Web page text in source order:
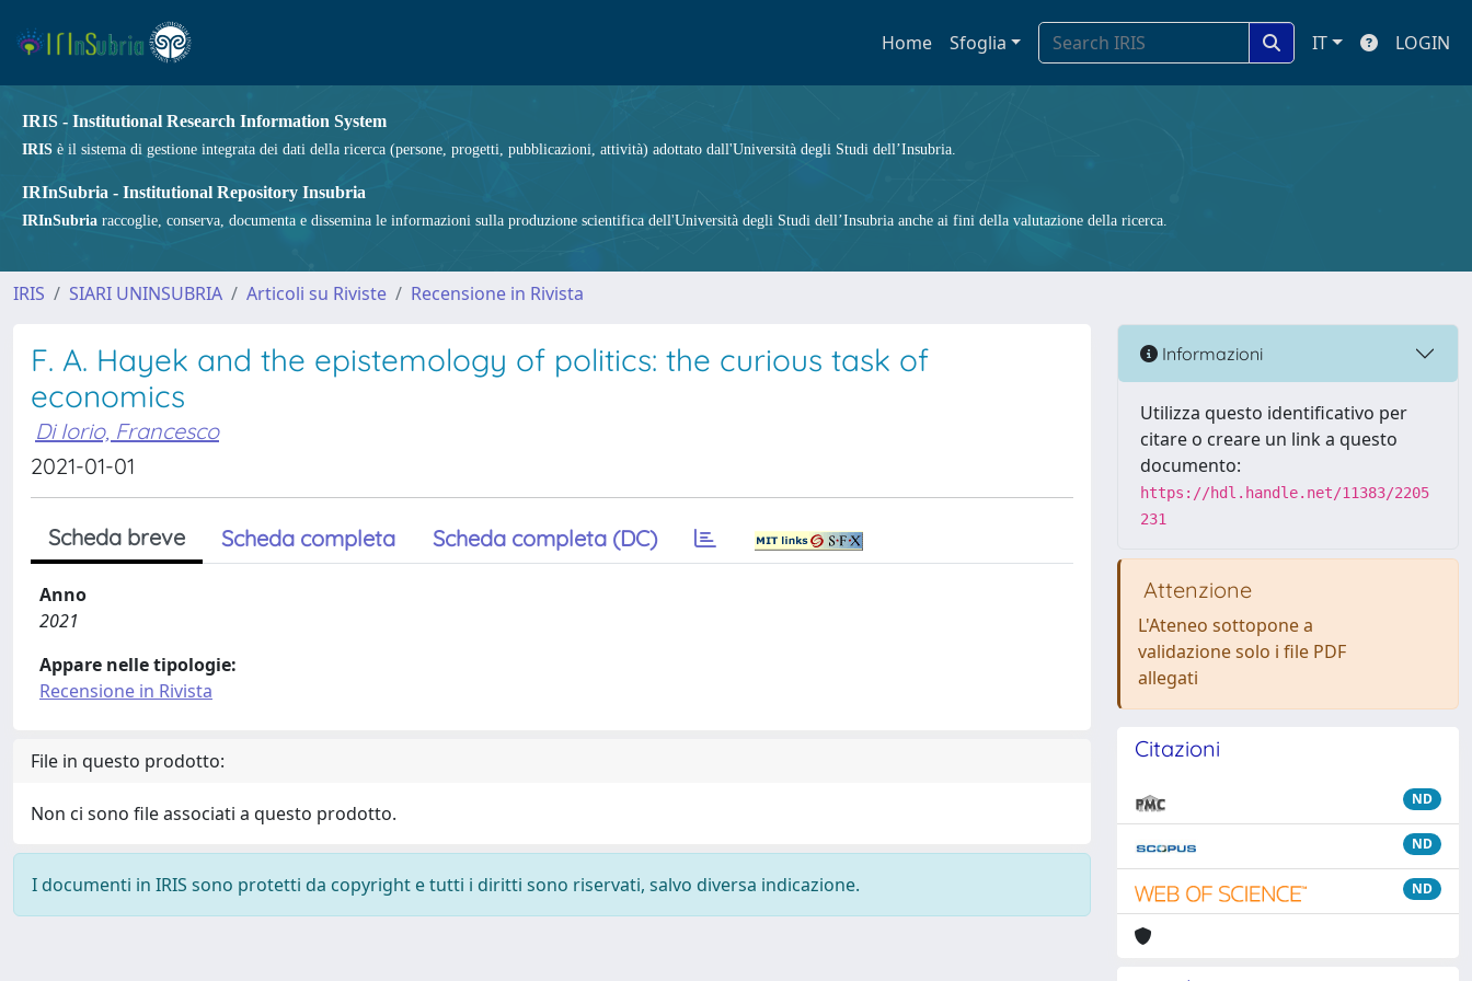
Home Sfoglia IT LOGIN
IRIS - Institutional Research Information System
IRIS è il sistema di gestione integrata dei dati della ricerca (persone, progetti, pubblicazioni, attività) adottato dall'Università degli Studi dell’Insubria.
IRInSubria - Institutional Repository Insubria
IRInSubria raccoglie, conserva, documenta e dissemina le informazioni sulla produzione scientifica dell'Università degli Studi dell’Insubria anche ai fini della valutazione della ricerca.
IRIS SIARI UNINSUBRIA Articoli su Riviste Recensione in Rivista
F. A. Hayek and the epistemology of politics: the curious task of
economics
Di Iorio, Francesco
2021-01-01
Scheda breve Scheda completa Scheda completa (DC)
Anno
2021
Appare nelle tipologie:
Recensione in Rivista
File in questo prodotto:
Non ci sono file associati a questo prodotto.
I documenti in IRIS sono protetti da copyright e tutti i diritti sono riservati, salvo diversa indicazione.
Informazioni
Utilizza questo identificativo per
citare o creare un link a questo
documento:
https://hdl.handle.net/11383/2205
231
Attenzione
L'Ateneo sottopone a
validazione solo i file PDF
allegati
Citazioni
ND
ND
ND